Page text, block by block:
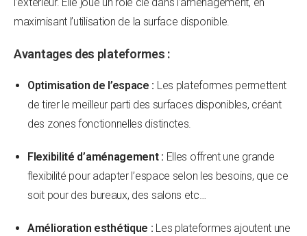
maximisant l’utilisation de la surface disponible.
Avantages des plateformes :
Optimisation de l’espace : Les plateformes permettent
de tirer le meilleur parti des surfaces disponibles, créant
des zones fonctionnelles distinctes.
Flexibilité d’aménagement : Elles offrent une grande
flexibilité pour adapter l’espace selon les besoins, que ce
soit pour des bureaux, des salons etc…
Amélioration esthétique : Les plateformes ajoutent une